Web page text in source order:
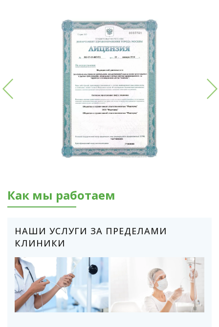
Как мы работаем
НАШИ УСЛУГИ ЗА ПРЕДЕЛАМИ
КЛИНИКИ